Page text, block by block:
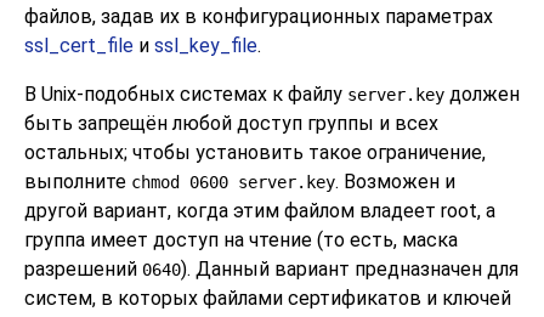
файлов, задав их в конфигурационных параметрах
ssl_cert_file и ssl_key_file.
В Unix-подобных системах к файлу server.key должен
быть запрещён любой доступ группы и всех
остальных; чтобы установить такое ограничение,
выполните chmod 0600 server.key. Возможен и
другой вариант, когда этим файлом владеет root, а
группа имеет доступ на чтение (то есть, маска
разрешений 0640). Данный вариант предназначен для
систем, в которых файлами сертификатов и ключей